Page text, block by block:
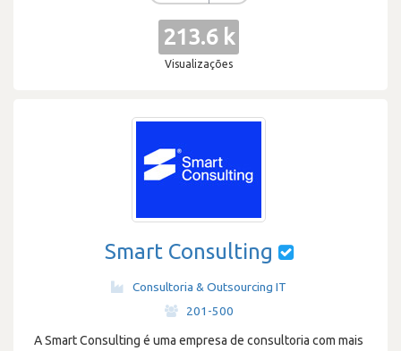
213.6 k
Visualizações
Smart Consulting
Consultoria & Outsourcing IT
201-500
A Smart Consulting é uma empresa de consultoria com mais